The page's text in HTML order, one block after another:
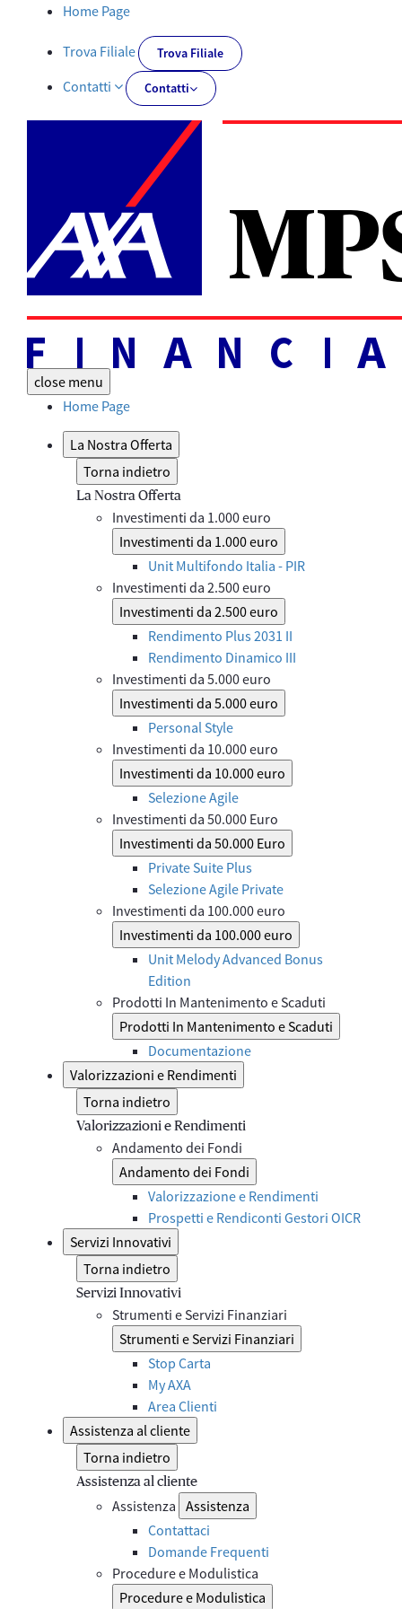
Documentazione obbligatoria | AXA MPS Financial - AXA-
Home Page
Trova Filiale Trova Filiale
Contatti Contatti
close menu
Home Page
La Nostra Offerta
Torna indietro
La Nostra Offerta
Investimenti da 1.000 euro
Investimenti da 1.000 euro
Unit Multifondo Italia - PIR
Investimenti da 2.500 euro
Investimenti da 2.500 euro
Rendimento Plus 2031 II
Rendimento Dinamico III
Investimenti da 5.000 euro
Investimenti da 5.000 euro
Personal Style
Investimenti da 10.000 euro
Investimenti da 10.000 euro
Selezione Agile
Investimenti da 50.000 Euro
Investimenti da 50.000 Euro
Private Suite Plus
Selezione Agile Private
Investimenti da 100.000 euro
Investimenti da 100.000 euro
Unit Melody Advanced Bonus
Edition
Prodotti In Mantenimento e Scaduti
Prodotti In Mantenimento e Scaduti
Documentazione
Valorizzazioni e Rendimenti
Torna indietro
Valorizzazioni e Rendimenti
Andamento dei Fondi
Andamento dei Fondi
Valorizzazione e Rendimenti
Prospetti e Rendiconti Gestori OICR
Servizi Innovativi
Torna indietro
Servizi Innovativi
Strumenti e Servizi Finanziari
Strumenti e Servizi Finanziari
Stop Carta
My AXA
Area Clienti
Assistenza al cliente
Torna indietro
Assistenza al cliente
Assistenza Assistenza
Contattaci
Domande Frequenti
Procedure e Modulistica
Procedure e Modulistica